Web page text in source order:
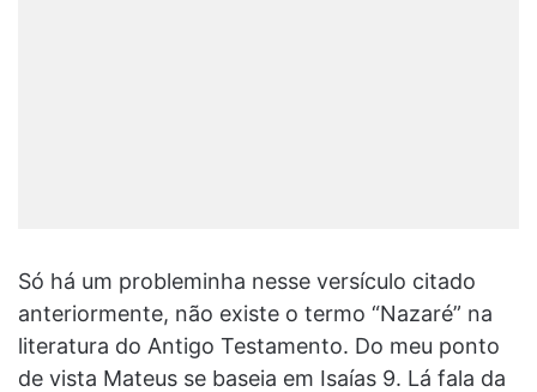
Só há um probleminha nesse versículo citado
anteriormente, não existe o termo “Nazaré” na
literatura do Antigo Testamento. Do meu ponto
de vista Mateus se baseia em Isaías 9. Lá fala da